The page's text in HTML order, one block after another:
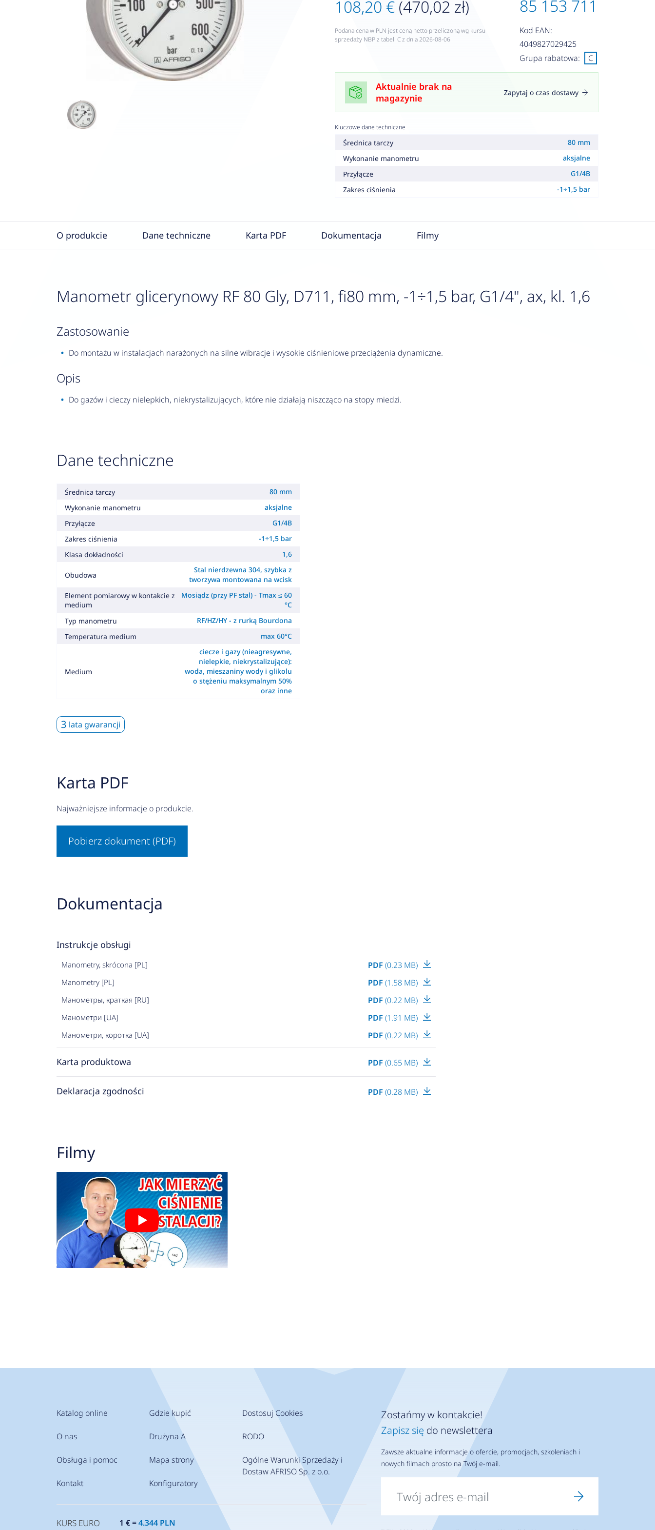
108,20 € (470,02 zł)
Podana cena w PLN jest ceną netto przeliczoną wg kursu
sprzedaży NBP z tabeli C z dnia 2026-08-06
85 153 711
Kod EAN:
4049827029425
Grupa rabatowa:
C
Aktualnie brak na
magazynie
Zapytaj o czas dostawy
Kluczowe dane techniczne
Średnica tarczy
80 mm
Wykonanie manometru
aksjalne
Przyłącze
G1/4B
Zakres ciśnienia
-1÷1,5 bar
O produkcie Dane techniczne Karta PDF Dokumentacja Filmy
Manometr glicerynowy RF 80 Gly, D711, fi80 mm, -1÷1,5 bar, G1/4", ax, kl. 1,6
zastosowanie
Do montażu w instalacjach narażonych na silne wibracje i wysokie ciśnieniowe przeciążenia dynamiczne.
opis
Do gazów i cieczy nielepkich, niekrystalizujących, które nie działają niszcząco na stopy miedzi.
Dane techniczne
Średnica tarczy
80 mm
Wykonanie manometru
aksjalne
Przyłącze
G1/4B
Zakres ciśnienia
-1÷1,5 bar
Klasa dokładności
1,6
Obudowa
Stal nierdzewna 304, szybka z
tworzywa montowana na wcisk
Element pomiarowy w kontakcie z
medium
Mosiądz (przy PF stal) - Tmax ≤ 60
°C
Typ manometru
RF/HZ/HY - z rurką Bourdona
Temperatura medium
max 60°C
Medium
ciecze i gazy (nieagresywne,
nielepkie, niekrystalizujące):
woda, mieszaniny wody i glikolu
o stężeniu maksymalnym 50%
oraz inne
3 lata gwarancji
Karta PDF
Najważniejsze informacje o produkcie.
Pobierz dokument (PDF)
Dokumentacja
Instrukcje obsługi
Manometry, skrócona [PL] PDF (0.23 MB)
Manometry [PL] PDF (1.58 MB)
Манометры, краткая [RU] PDF (0.22 MB)
Манометри [UA] PDF (1.91 MB)
Манометри, коротка [UA] PDF (0.22 MB)
Karta produktowa PDF (0.65 MB)
Deklaracja zgodności PDF (0.28 MB)
Filmy
Katalog online
O nas
Obsługa i pomoc
Kontakt
Gdzie kupić
Drużyna A
Mapa strony
Konfiguratory
Dostosuj Cookies
RODO
Ogólne Warunki Sprzedaży i
Dostaw AFRISO Sp. z o.o.
Zostańmy w kontakcie!
Zapisz się do newslettera
Zawsze aktualne informacje o ofercie, promocjach, szkoleniach i
nowych filmach prosto na Twój e-mail.
KURS EURO 1 € =4.344 PLN